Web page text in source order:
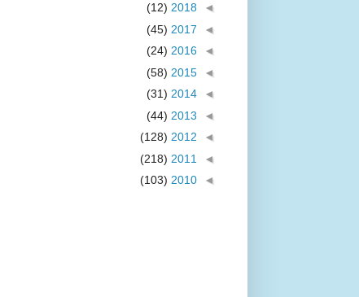
◄
2018
(12)
◄
2017
(45)
◄
2016
(24)
◄
2015
(58)
◄
2014
(31)
◄
2013
(44)
◄
2012
(128)
◄
2011
(218)
◄
2010
(103)